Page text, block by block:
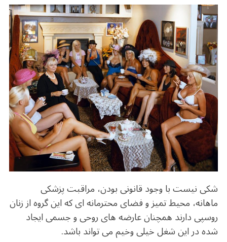
شکی نیست با وجود قانونی بودن، مراقبت پزشکی
ماهانه، محیط تمیز و فضای محترمانه ای که این گروه از زنان
روسپی دارند همچنان عارضه های روحی و جسمی ایجاد
شده در این شغل خیلی وخیم می تواند باشد.